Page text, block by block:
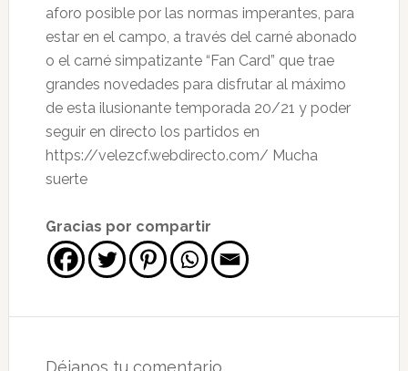
aforo posible por las normas imperantes, para
estar en el campo, a través del carné abonado
o el carné simpatizante “Fan Card” que trae
grandes novedades para disfrutar al máximo
de esta ilusionante temporada 20/21 y poder
seguir en directo los partidos en
https://velezcf.webdirecto.com/ Mucha
suerte
Gracias por compartir
Déjanos tu comentario